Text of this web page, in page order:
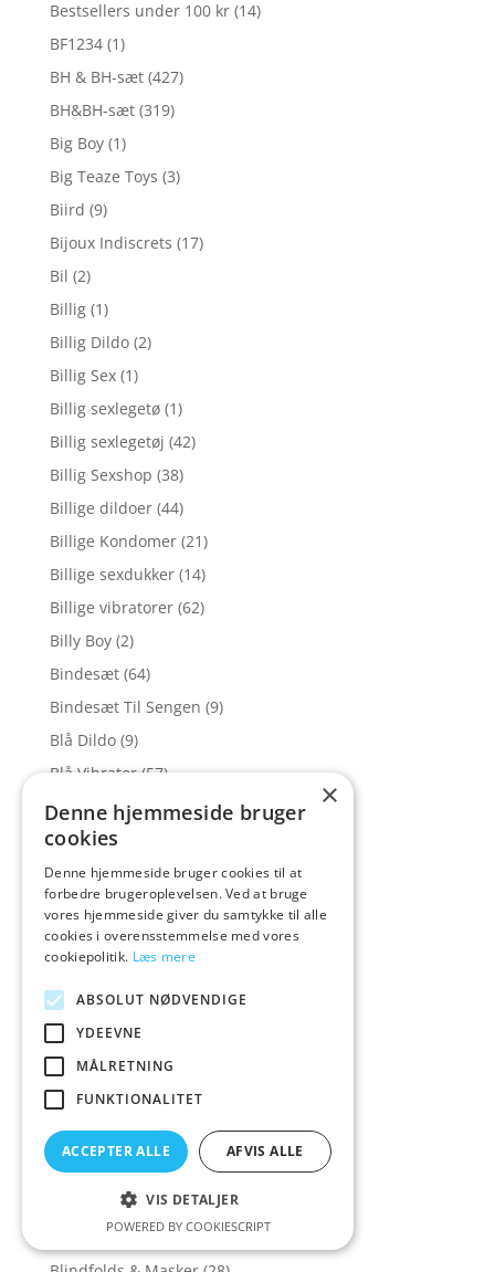
Bestsellers under 100 kr (14)
BF1234 (1)
BH & BH-sæt (427)
BH&BH-sæt (319)
Big Boy (1)
Big Teaze Toys (3)
Biird (9)
Bijoux Indiscrets (17)
Bil (2)
Billig (1)
Billig Dildo (2)
Billig Sex (1)
Billig sexlegetø (1)
Billig sexlegetøj (42)
Billig Sexshop (38)
Billige dildoer (44)
Billige Kondomer (21)
Billige sexdukker (14)
Billige vibratorer (62)
Billy Boy (2)
Bindesæt (64)
Bindesæt Til Sengen (9)
Blå Dildo (9)
Blå Vibrator (57)
Black (1)
Black F (4)
Black Frid (1)
Black Friday (113)
Black Label (2)
Black Level
Black Wee (1)
Black Week (19)
Black Weeks (37)
Blid Bondage (217)
Blindfold (8)
Blindfolds (15)
Blindfolds - Masker & Gags
Blindfolds - Masker&Gags (18)
×
Denne hjemmeside bruger
cookies
Denne hjemmeside bruger cookies til at
forbedre brugeroplevelsen. Ved at bruge
vores hjemmeside giver du samtykke til alle
cookies i overensstemmelse med vores
cookiepolitik. Læs mere
ABSOLUT NØDVENDIGE
YDEEVNE
MÅLRETNING
FUNKTIONALITET
ACCEPTER ALLE AFVIS ALLE
VIS DETALJER
POWERED BY COOKIESCRIPT